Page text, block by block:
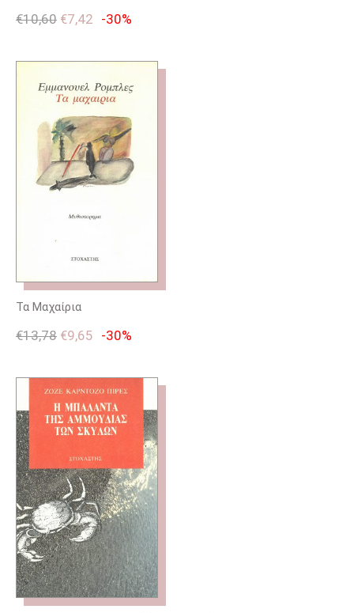
€10,60 €7,42 -30%
Τα Μαχαίρια
€13,78 €9,65 -30%